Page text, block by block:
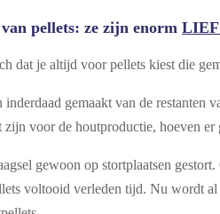
pellets: ze zijn enorm
dat je altijd voor pellets kiest die
gemaakt van de restanten
zijn voor de houtproductie, hoeven er
gewoon op stortplaatsen
voltooid verleden tijd. Nu wordt al